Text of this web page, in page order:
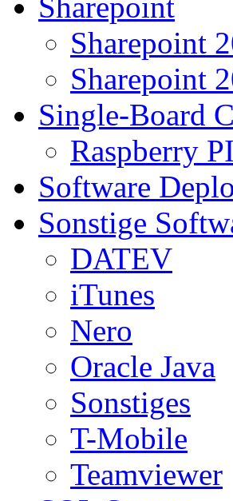
Sharepoint
Sharepoint
Single-Board
Raspberry PI
Software
Sonstige
DATEV
iTunes
Nero
Oracle Java
Sonstiges
T-Mobile
Teamviewer